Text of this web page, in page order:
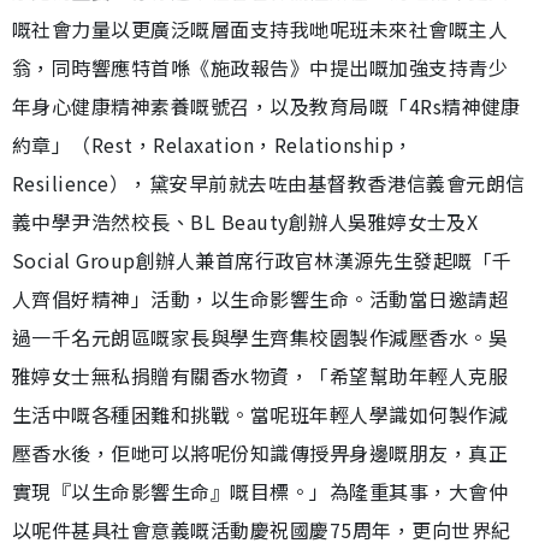
嘅社會力量以更廣泛嘅層面支持我哋呢班未來社會嘅主人
翁，同時響應特首喺《施政報告》中提出嘅加強支持青少
年身心健康精神素養嘅號召，以及教育局嘅「4Rs精神健康
約章」（Rest，Relaxation，Relationship，
Resilience），黛安早前就去咗由基督教香港信義會元朗信
義中學尹浩然校長、BL Beauty創辦人吳雅婷女士及X
Social Group創辦人兼首席行政官林漢源先生發起嘅「千
人齊倡好精神」活動，以生命影響生命。活動當日邀請超
過一千名元朗區嘅家長與學生齊集校園製作減壓香水。吳
雅婷女士無私捐贈有關香水物資，「希望幫助年輕人克服
生活中嘅各種困難和挑戰。當呢班年輕人學識如何製作減
壓香水後，佢哋可以將呢份知識傳授畀身邊嘅朋友，真正
實現『以生命影響生命』嘅目標。」為隆重其事，大會仲
以呢件甚具社會意義嘅活動慶祝國慶75周年，更向世界紀